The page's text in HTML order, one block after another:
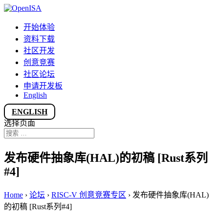
开始体验
资料下载
社区开发
创意竞赛
社区论坛
申请开发板
English
ENGLISH
选择页面
发布硬件抽象库(HAL)的初稿 [Rust系列
#4]
Home › 论坛 › RISC-V 创意竞赛专区 › 发布硬件抽象库(HAL)
的初稿 [Rust系列#4]